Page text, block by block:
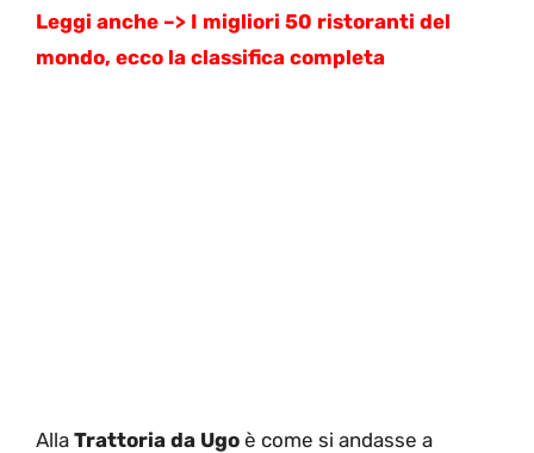
Leggi anche –> I migliori 50 ristoranti del
mondo, ecco la classifica completa
Alla Trattoria da Ugo è come si andasse a